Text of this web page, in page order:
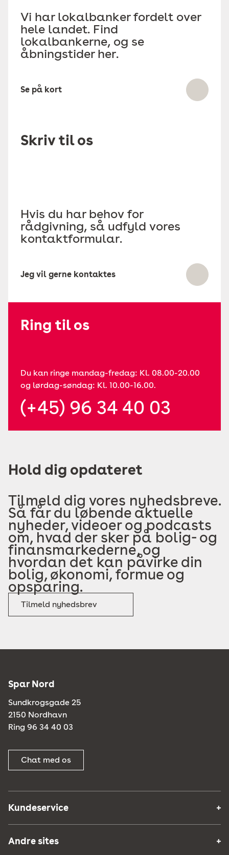
Vi har lokalbanker fordelt over
hele landet. Find
lokalbankerne, og se
åbningstider her.
Se på kort
Skriv til os
Hvis du har behov for
rådgivning, så udfyld vores
kontaktformular.
Jeg vil gerne kontaktes
Ring til os
Du kan ringe mandag-fredag: Kl. 08.00-20.00
og lørdag-søndag: Kl. 10.00-16.00.
(+45) 96 34 40 03
Hold dig opdateret
Tilmeld dig vores nyhedsbreve.
Så får du løbende aktuelle
nyheder, videoer og podcasts
om, hvad der sker på bolig- og
finansmarkederne, og
hvordan det kan påvirke din
bolig, økonomi, formue og
opsparing.
Tilmeld nyhedsbrev
Spar Nord
Sundkrogsgade 25
2150 Nordhavn
Ring 96 34 40 03
Chat med os
Kundeservice
Andre sites